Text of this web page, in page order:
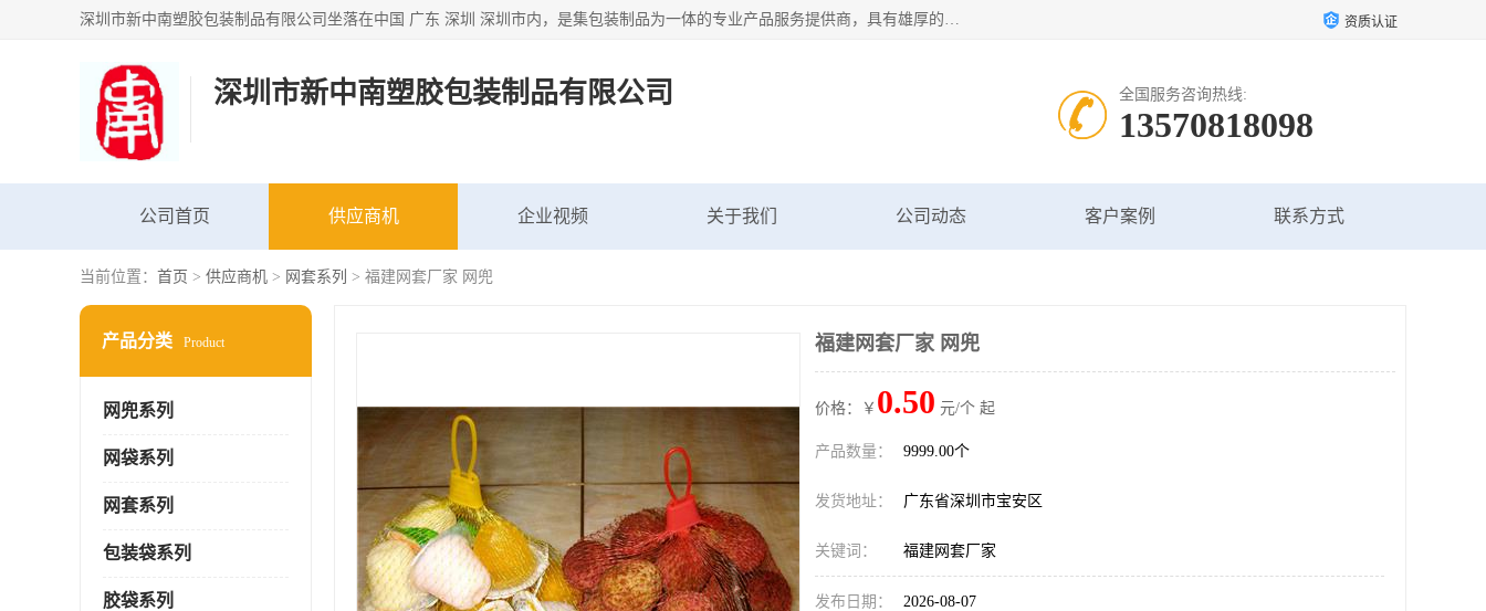
深圳市新中南塑胶包装制品有限公司坐落在中国 广东 深圳 深圳市内，是集包装制品为一体的专业产品服务提供商，具有雄厚的科研实力、技术实力和经济实力。主营网袋、网兜、网眼袋、网格袋、鱼丝网、尼龙网袋、网扣、网套等产品,大量批发,价格实惠。欢迎广大新老客户来电咨询价格、加盟、招商等服务。 资质认证
深圳市新中南塑胶包装制品有限公司 全国服务咨询热线:
13570818098
公司首页 供应商机 企业视频 关于我们 公司动态 客户案例 联系方式
当前位置： 首页 > 供应商机 > 网套系列 > 福建网套厂家 网兜
产品分类 Product
网兜系列
网袋系列
网套系列
包装袋系列
胶袋系列
福建网套厂家 网兜
价格：￥ 0.50 元/个 起
产品数量： 9999.00个
发货地址： 广东省深圳市宝安区
关键词： 福建网套厂家
发布日期： 2026-08-07